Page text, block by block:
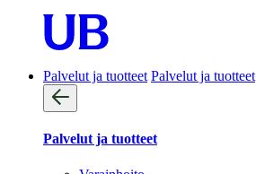
Palvelut ja tuotteet Palvelut ja tuotteet
Palvelut ja tuotteet